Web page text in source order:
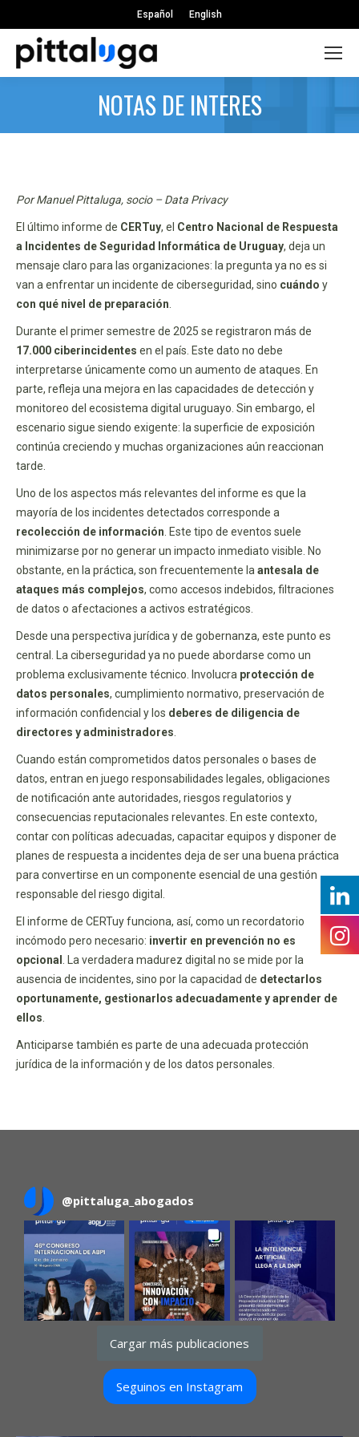
Español English
NOTAS DE INTERES
Por Manuel Pittaluga, socio – Data Privacy
El último informe de CERTuy, el Centro Nacional de Respuesta
a Incidentes de Seguridad Informática de Uruguay, deja un
mensaje claro para las organizaciones: la pregunta ya no es si
van a enfrentar un incidente de ciberseguridad, sino cuándo y
con qué nivel de preparación
Durante el primer semestre de 2025 se registraron más de
17.000 ciberincidentes en el país. Este dato no debe
interpretarse únicamente como un aumento de ataques. En
parte, refleja una mejora en las capacidades de detección y
monitoreo del ecosistema digital uruguayo. Sin embargo, el
escenario sigue siendo exigente: la superficie de exposición
continúa creciendo y muchas organizaciones aún reaccionan
tarde.
Uno de los aspectos más relevantes del informe es que la
mayoría de los incidentes detectados corresponde a
recolección de información . Este tipo de eventos suele
minimizarse por no generar un impacto inmediato visible. No
obstante, en la práctica, son frecuentemente la antesala de
ataques más complejos, como accesos indebidos, filtraciones
de datos o afectaciones a activos estratégicos.
Desde una perspectiva jurídica y de gobernanza, este punto es
central. La ciberseguridad ya no puede abordarse como un
problema exclusivamente técnico. Involucra protección de
datos personales, cumplimiento normativo, preservación de
información confidencial y los deberes de diligencia de
directores y administradores
Cuando están comprometidos datos personales o bases de
datos, entran en juego responsabilidades legales, obligaciones
de notificación ante autoridades, riesgos regulatorios y
consecuencias reputacionales relevantes. En este contexto,
contar con políticas adecuadas, capacitar equipos y disponer de
planes de respuesta a incidentes deja de ser una buena práctica
para convertirse en un componente esencial de una gestión
responsable del riesgo digital.
El informe de CERTuy funciona, así, como un recordatorio
incómodo pero necesario: invertir en prevención no es
opcional
. La verdadera madurez digital no se mide por la
ausencia de incidentes, sino por la capacidad de detectarlos
oportunamente, gestionarlos adecuadamente y aprender de
ellos
Anticiparse también es parte de una adecuada protección
jurídica de la información y de los datos personales.
@pittaluga_abogados
Cargar más publicaciones
Seguinos en Instagram